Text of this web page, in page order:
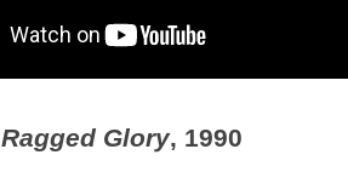
Ragged Glory, 1990